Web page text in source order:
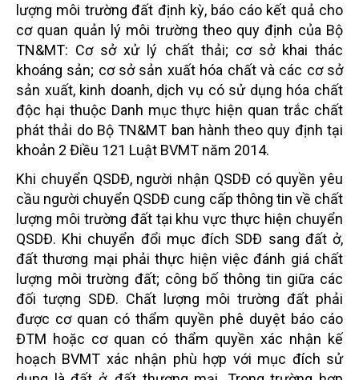
lượng môi trường đất định kỳ, báo cáo kết quả cho
cơ quan quản lý môi trường theo quy định của Bộ
TN&MT: Cơ sở xử lý chất thải; cơ sở khai thác
khoáng sản; cơ sở sản xuất hóa chất và các cơ sở
sản xuất, kinh doanh, dịch vụ có sử dụng hóa chất
độc hại thuộc Danh mục thực hiện quan trắc chất
phát thải do Bộ TN&MT ban hành theo quy định tại
khoản 2 Điều 121 Luật BVMT năm 2014.
Khi chuyển QSDĐ, người nhận QSDĐ có quyền yêu
cầu người chuyển QSDĐ cung cấp thông tin về chất
lượng môi trường đất tại khu vực thực hiện chuyển
QSDĐ. Khi chuyển đổi mục đích SDĐ sang đất ở,
đất thương mại phải thực hiện việc đánh giá chất
lượng môi trường đất; công bố thông tin giữa các
đối tượng SDĐ. Chất lượng môi trường đất phải
được cơ quan có thẩm quyền phê duyệt báo cáo
ĐTM hoặc cơ quan có thẩm quyền xác nhận kế
hoạch BVMT xác nhận phù hợp với mục đích sử